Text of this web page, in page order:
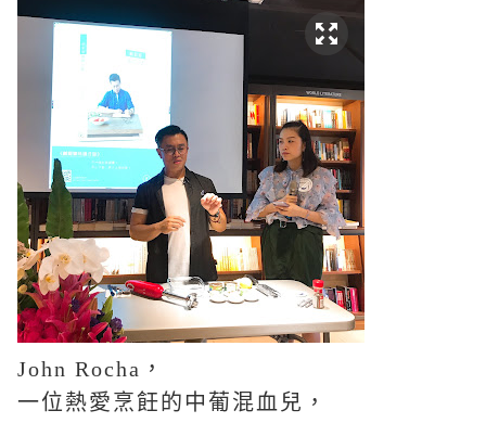
John Rocha ，
一位熱愛烹飪的中葡混血兒，